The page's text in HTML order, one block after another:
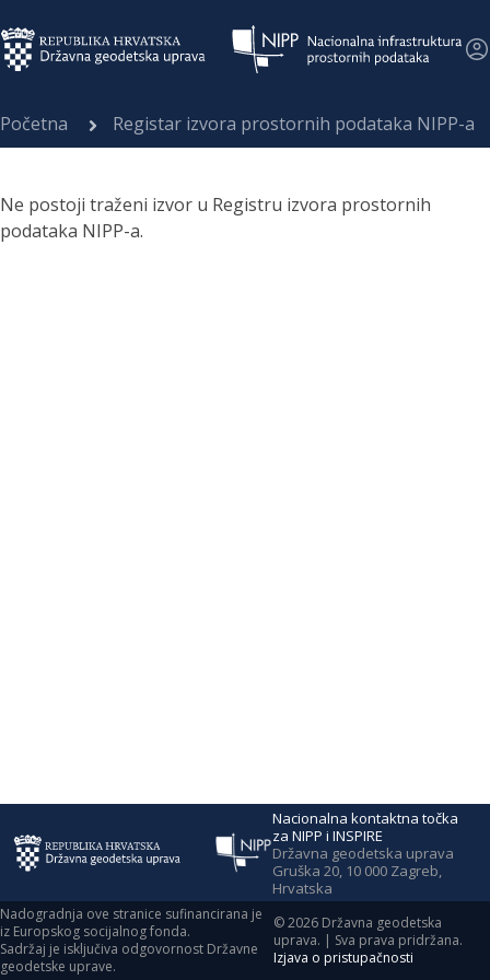
Početna Registar izvora prostornih podataka NIPP-a
Ne postoji traženi izvor u Registru izvora prostornih
podataka NIPP-a.
Nacionalna kontaktna točka
za NIPP i INSPIRE
Državna geodetska uprava
Gruška 20, 10 000 Zagreb,
Hrvatska
Nadogradnja ove stranice sufinancirana je
iz Europskog socijalnog fonda.
Sadržaj je isključiva odgovornost Državne
geodetske uprave.
©2026 Državna geodetska
uprava. | Sva prava pridržana.
Izjava o pristupačnosti